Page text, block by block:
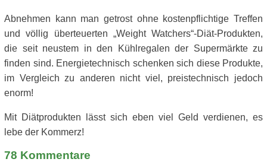
Abnehmen kann man getrost ohne kostenpflichtige Treffen
und völlig überteuerten „Weight Watchers“-Diät-Produkten,
die seit neustem in den Kühlregalen der Supermärkte zu
finden sind. Energietechnisch schenken sich diese Produkte,
im Vergleich zu anderen nicht viel, preistechnisch jedoch
enorm!
Mit Diätprodukten lässt sich eben viel Geld verdienen, es
lebe der Kommerz!
78 Kommentare